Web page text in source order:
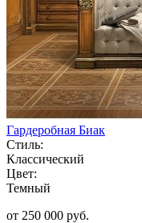
Гардеробная Биак
Стиль:
Классический
Цвет:
Темный
от 250 000 руб.